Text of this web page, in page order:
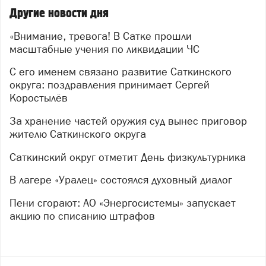
администрации округа детально осмотрели
оборудование, пообщались с участниками и оценили
их готовность к работе в экстремальных условиях.
После условного сигнала тревоги оперативно
развернули штаб ликвидации ЧС. Полиция взяла под
контроль периметр и оцепила «опасную» территорию.
Специалисты управления ГОиЧС начали обход
жителей, разъясняя порядок действий в
чрезвычайной ситуации.
Особое внимание уделили тем, кто особенно
нуждается в помощи: маломобильных граждан
эвакуировала бригада скорой помощи. Для людей,
развёрнут пункт горячего питания — так проверили
не только оперативность служб, но и организацию
Другие новости дня
«Внимание, тревога! В Сатке прошли
масштабные учения по ликвидации ЧС
С его именем связано развитие Саткинского
округа: поздравления принимает Сергей
Коростылёв
За хранение частей оружия суд вынес приговор
жителю Саткинского округа
Саткинский округ отметит День физкультурника
В лагере «Уралец» состоялся духовный диалог
Пени сгорают: АО «Энергосистемы» запускает
акцию по списанию штрафов